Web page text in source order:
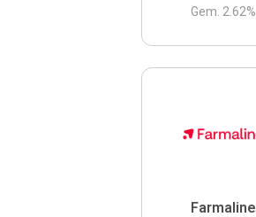
Gem. 2.62%
Farmaline